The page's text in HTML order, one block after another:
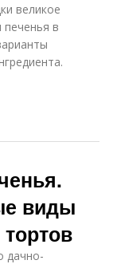
великое
в
виды
дачно-